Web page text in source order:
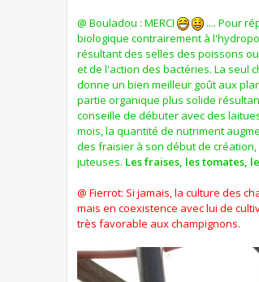
@ Bouladou : MERCI
.... Pour
biologique contrairement à
résultant des selles des poissons
et de l'action des bactéries. La seul
donne un bien meilleur goût aux
partie organique plus solide
conseille de débuter avec des
mois, la quantité de nutriment
des fraisier à son début de
juteuses. Les fraises, les tomates,
@ Fierrot: Si jamais, la culture des
mais en coexistence avec lui de
très favorable aux champignons.